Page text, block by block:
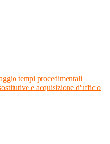
tempi procedimentali
e acquisizione d'ufficio